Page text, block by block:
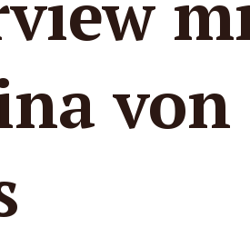
von